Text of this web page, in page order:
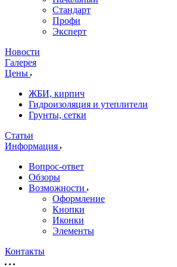
Стандарт
Профи
Эксперт
Новости
Галерея
Цены
ЖБИ, кирпич
Гидроизоляция и утеплители
Грунты, сетки
Статьи
Информация
Вопрос-ответ
Обзоры
Возможности
Оформление
Кнопки
Иконки
Элементы
Контакты